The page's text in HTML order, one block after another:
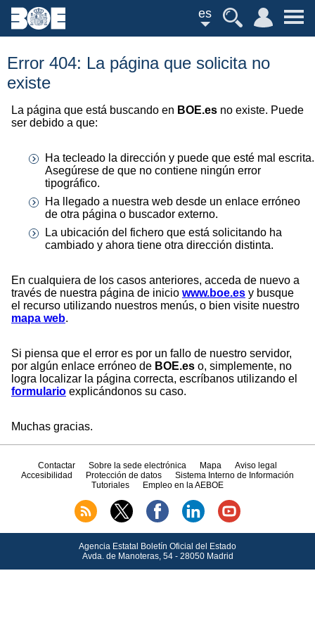
es
Error 404: La página que solicita no
existe
La página que está buscando en BOE.es no existe. Puede
ser debido a que:
Ha tecleado la dirección y puede que esté mal escrita.
Asegúrese de que no contiene ningún error
tipográfico.
Ha llegado a nuestra web desde un enlace erróneo
de otra página o buscador externo.
La ubicación del fichero que está solicitando ha
cambiado y ahora tiene otra dirección distinta.
En cualquiera de los casos anteriores, acceda de nuevo a
través de nuestra página de inicio www.boe.es y busque
el recurso utilizando nuestros menús, o bien visite nuestro
mapa web.
Si piensa que el error es por un fallo de nuestro servidor,
por algún enlace erróneo de BOE.es o, simplemente, no
logra localizar la página correcta, escríbanos utilizando el
formulario explicándonos su caso.
Muchas gracias.
Contactar Sobre la sede electrónica Mapa
Aviso legal
Accesibilidad
Protección de datos
Sistema Interno de Información
Tutoriales
Empleo en la AEBOE
Agencia Estatal Boletín Oficial del Estado
Avda.de Manoteras, 54 - 28050 Madrid